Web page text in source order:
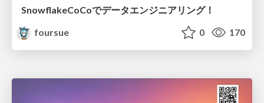
SnowflakeCoCoでデータエンジニアリング！
foursue
0 170